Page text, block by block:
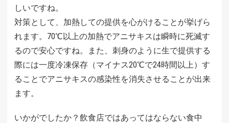
しいですね。
対策として、加熱しての提供を心がけることが挙げら
れます。70℃以上の加熱でアニサキスは瞬時に死滅す
るので安心ですね。また、刺身のように生で提供する
際には一度冷凍保存（マイナス20℃で24時間以上）す
ることでアニサキスの感染性を消失させることが出来
ます。
いかがでしたか？飲食店ではあってはならない食中